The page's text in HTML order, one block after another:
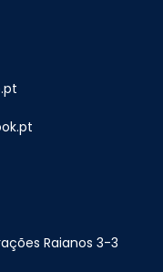
Raianos 3-3